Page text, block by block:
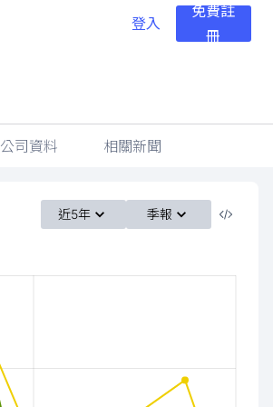
登入
免費註
冊
公司資料 相關新聞
近5年 季報